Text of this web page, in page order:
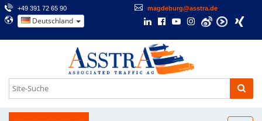
+49 391 72 65 90 magdeburg@asstra.de
Deutschland